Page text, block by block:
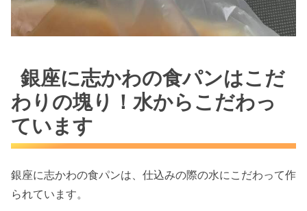
銀座に志かわの食パンはこだ
わりの塊り！水からこだわっ
ています
銀座に志かわの食パンは、仕込みの際の水にこだわって作
られています。